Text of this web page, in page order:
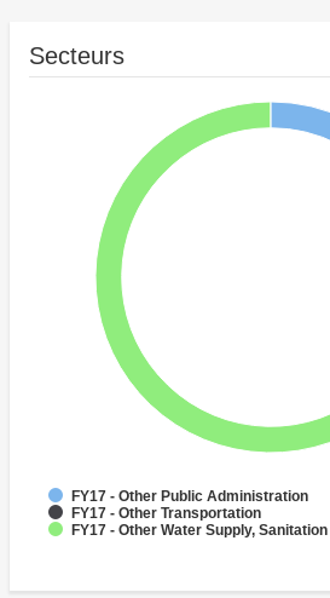
Secteurs
FY17 - Other Public Administration
FY17 - Other Transportation
FY17 - Other Water Supply,